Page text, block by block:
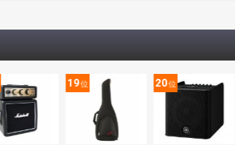
19位 20位